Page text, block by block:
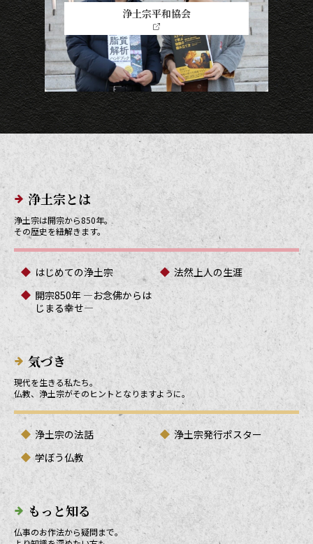
浄土宗平和協会
メインメニューリンク
浄土宗とは
浄土宗は開宗から850年。
その歴史を紐解きます。
はじめての浄土宗
法然上人の生涯
開宗850年 ―お念佛からは
じまる幸せ―
気づき
現代を生きる私たち。
仏教、浄土宗がそのヒントとなりますように。
浄土宗の法話
浄土宗発行ポスター
学ぼう仏教
もっと知る
仏事のお作法から疑問まで。